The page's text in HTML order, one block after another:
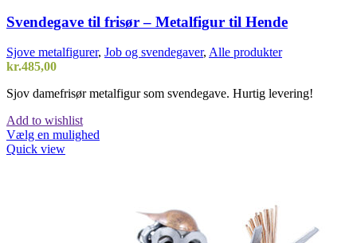
Svendegave til frisør – Metalfigur til Hende
Sjove metalfigurer, Job og svendegaver, Alle produkter
kr.485,00
Sjov damefrisør metalfigur som svendegave. Hurtig levering!
Add to wishlist
Vælg en mulighed
Quick view